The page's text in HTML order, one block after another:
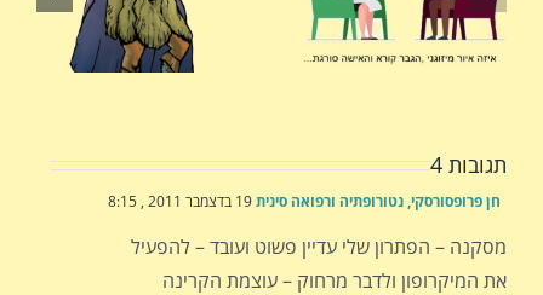
תגובות 4
חן פרופסורסקי, נטורופתיה ורפואה סינית
מסקנה – הפתרון שלי עדיין פשוט ועובד – להפעיל
את המיקרופון ולדבר מרחוק – עוצמת הקרינה